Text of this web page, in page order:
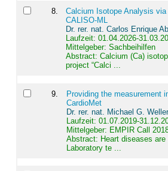
8.
Calcium Isotope Analysis
CALISO-ML
Dr. rer. nat. Carlos Enrique
Laufzeit: 01.04.2026-
Mittelgeber: Sachbeihilfen
Abstract:Calcium (Ca)
project “Calci ...
9
Providing the measurement
CardioMet
Dr. rer. nat. Michael G. Weller
Laufzeit: 01.07.2019-
Mittelgeber: EMPIR Call
Abstract: Heart diseases
Laboratory te ...